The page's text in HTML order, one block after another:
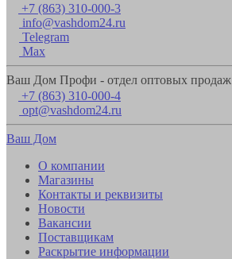
+7 (863) 310-000-3
info@vashdom24.ru
Telegram
Max
Ваш Дом Профи - отдел оптовых продаж
+7 (863) 310-000-4
opt@vashdom24.ru
Ваш Дом
О компании
Магазины
Контакты и реквизиты
Новости
Вакансии
Поставщикам
Раскрытие информации